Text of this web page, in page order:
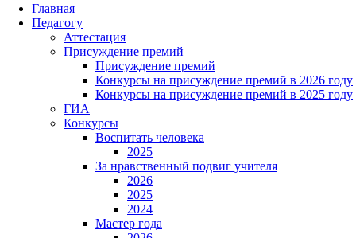
Главная
Педагогу
Аттестация
Присуждение премий
Присуждение премий
Конкурсы на присуждение премий в 2026 году
Конкурсы на присуждение премий в 2025 году
ГИА
Конкурсы
Воспитать человека
2025
За нравственный подвиг учителя
2026
2025
2024
Мастер года